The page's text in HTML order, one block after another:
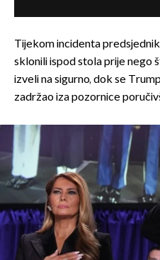
Tijekom incidenta
sklonili ispod stola prije nego
izveli na sigurno, dok se
zadržao iza pozornice